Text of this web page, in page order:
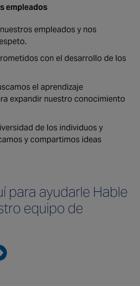
empleados
empleados y nos
con el desarrollo de los
el aprendizaje
expandir nuestro conocimiento
de los individuos y
y compartimos ideas
para ayudarle Hable
equipo de